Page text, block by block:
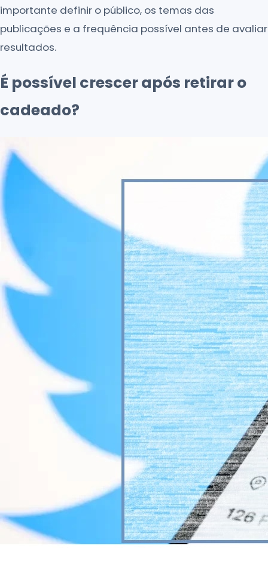
importante definir o público, os temas das
publicações e a frequência possível antes de avaliar
resultados.
É possível crescer após retirar o
cadeado?